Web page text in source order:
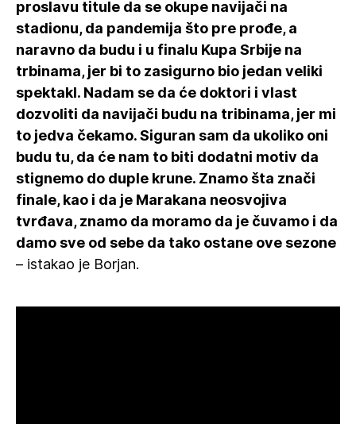
proslavu titule da se okupe navijači na
stadionu, da pandemija što pre prođe, a
naravno da budu i u finalu Kupa Srbije na
trbinama, jer bi to zasigurno bio jedan veliki
spektakl. Nadam se da će doktori i vlast
dozvoliti da navijači budu na tribinama, jer mi
to jedva čekamo. Siguran sam da ukoliko oni
budu tu, da će nam to biti dodatni motiv da
stignemo do duple krune. Znamo šta znači
finale, kao i da je Marakana neosvojiva
tvrđava, znamo da moramo da je čuvamo i da
damo sve od sebe da tako ostane ove sezone
– istakao je Borjan.